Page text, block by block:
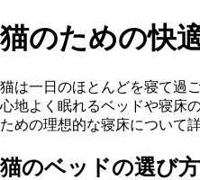
猫のための快
猫は一日のほとんどを寝て過
心地よく眠れるベッドや寝床
ための理想的な寝床について
猫のベッドの選び方